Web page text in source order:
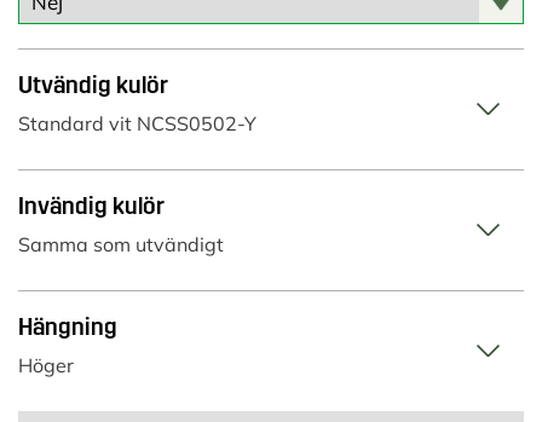
Utvändig kulör
Standard vit NCSS0502-Y
Invändig kulör
Samma som utvändigt
Hängning
Höger